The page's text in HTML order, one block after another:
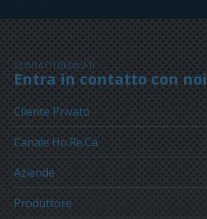
CONTATTI DEDICATI
Entra in contatto con noi
Cliente Privato
Canale Ho.Re.Ca.
Aziende
Produttore